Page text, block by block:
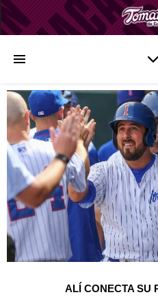
ALÍ CONECTA SU